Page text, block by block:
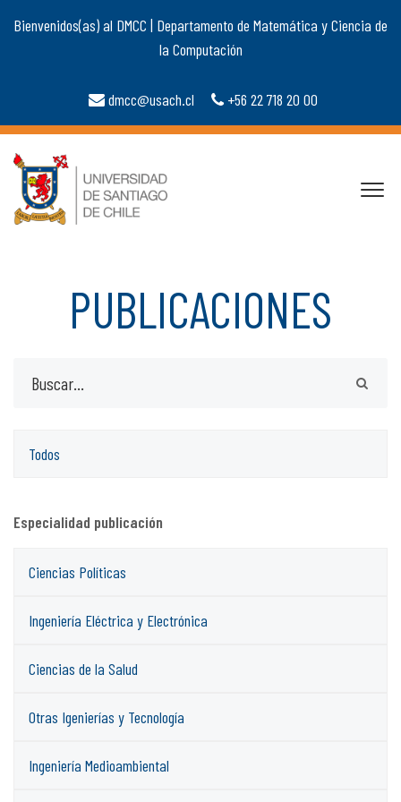
Bienvenidos(as) al DMCC | Departamento de Matemática y Ciencia de
la Computación
dmcc@usach.cl +56 22 718 20 00
PUBLICACIONES
Todos
Especialidad publicación
Ciencias Políticas
Ingeniería Eléctrica y Electrónica
Ciencias de la Salud
Otras Igenierías y Tecnología
Ingeniería Medioambiental